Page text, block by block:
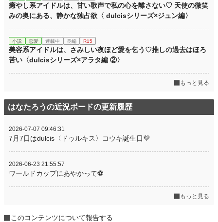
癒やし系アイドルは、甘い歌声で私の心を離さない♡ 天使の微笑
みの奥にある、静かな独占欲〈 dulcisシリーズ×ジュン編〉
小説 恋愛 連載中 長編 R15
美容系アイドルは、さみしい夜ほど愛を乞う♡推しの過去はほろ
苦い〈dulcisシリーズ×アラタ編 ②〉
もっと見る
はなたろうの近況ボードの更新履歴
2026-07-07 09:46:31
7月7日はdulcis〈ドゥルキス〉コウキ誕生日💜
2026-06-23 21:55:57
ワールドカップにあやかって⚽️
もっと見る
このコンテンツについて報告する